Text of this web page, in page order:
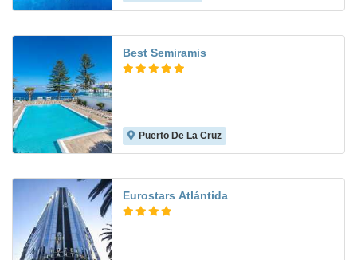
Best Semiramis
Puerto De La Cruz
Eurostars Atlántida